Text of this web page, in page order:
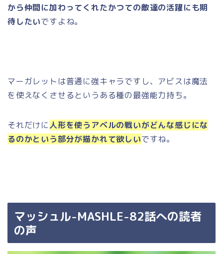
から仲間に加わってくれたかつての敵達の活躍にも期
待したいですよね。
マーガレットは普通に強キャラですし、アビスは魔法
を使えなくさせるというある種の最強能力持ち。
それだけに人形を使うアベルの戦いがどんな感じにな
るのかという部分が描かれて欲しいですね。
マッシュル-MASHLE-82話への読者
の声